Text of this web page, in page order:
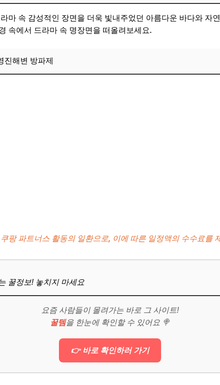
마 속 감성적인 장면을 더욱 빛내주었던 아름다운 바다와 자
속에서 드라마 속 명장면을 떠올려보세요.
진해변 방파제
팡 파트너스 활동의 일환으로, 이에 따른 일정액의 수수료를
꿀정보! 놓치지 마세요
요즘 사람들이 몰려가는 바로 그 사이트!
꿀템을 한눈에 확인할 수 있어요 🍭
👉 바로 확인하러 가기